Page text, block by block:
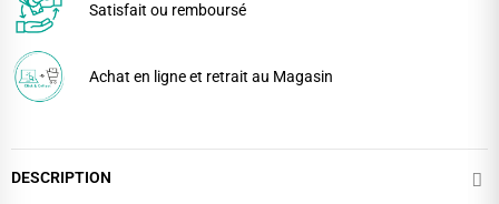
Satisfait ou remboursé
Achat en ligne et retrait au Magasin
DESCRIPTION